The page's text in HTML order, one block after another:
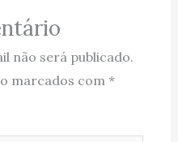
não será publicado.
marcados com *